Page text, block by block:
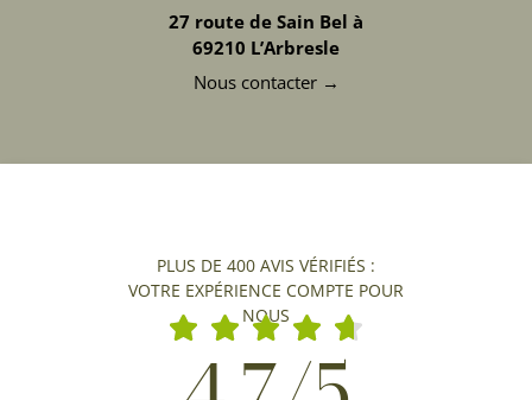
27 route de Sain Bel à
69210 L’Arbresle
Nous contacter →
PLUS DE 400 AVIS VÉRIFIÉS :
VOTRE EXPÉRIENCE COMPTE POUR
NOUS